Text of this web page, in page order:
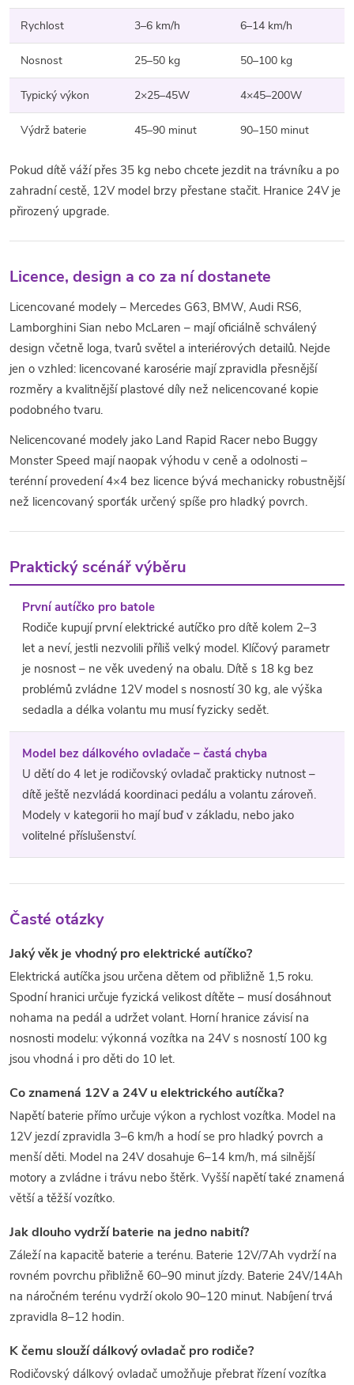
Rychlost 3–6 km/h 6–14 km/h
Nosnost 25–50 kg 50–100 kg
Typický výkon 2×25–45W 4×45–200W
Výdrž baterie 45–90 minut 90–150 minut
Pokud dítě váží přes 35 kg nebo chcete jezdit na trávníku a po
zahradní cestě, 12V model brzy přestane stačit. Hranice 24V je
přirozený upgrade.
Licence, design a co za ní dostanete
Licencované modely – Mercedes G63, BMW, Audi RS6,
Lamborghini Sian nebo McLaren – mají oficiálně schválený
design včetně loga, tvarů světel a interiérových detailů. Nejde
jen o vzhled: licencované karosérie mají zpravidla přesnější
rozměry a kvalitnější plastové díly než nelicencované kopie
podobného tvaru.
Nelicencované modely jako Land Rapid Racer nebo Buggy
Monster Speed mají naopak výhodu v ceně a odolnosti –
terénní provedení 4×4 bez licence bývá mechanicky robustnější
než licencovaný sporťák určený spíše pro hladký povrch.
Praktický scénář výběru
První autíčko pro batole
Rodiče kupují první elektrické autíčko pro dítě kolem 2–3
let a neví, jestli nezvolili příliš velký model. Klíčový parametr
je nosnost – ne věk uvedený na obalu. Dítě s 18 kg bez
problémů zvládne 12V model s nosností 30 kg, ale výška
sedadla a délka volantu mu musí fyzicky sedět.
Model bez dálkového ovladače – častá chyba
U dětí do 4 let je rodičovský ovladač prakticky nutnost –
dítě ještě nezvládá koordinaci pedálu a volantu zároveň.
Modely v kategorii ho mají buď v základu, nebo jako
volitelné příslušenství.
Časté otázky
Jaký věk je vhodný pro elektrické autíčko?
Elektrická autíčka jsou určena dětem od přibližně 1,5 roku.
Spodní hranici určuje fyzická velikost dítěte – musí dosáhnout
nohama na pedál a udržet volant. Horní hranice závisí na
nosnosti modelu: výkonná vozítka na 24V s nosností 100 kg
jsou vhodná i pro děti do 10 let.
Co znamená 12V a 24V u elektrického autíčka?
Napětí baterie přímo určuje výkon a rychlost vozítka. Model na
12V jezdí zpravidla 3–6 km/h a hodí se pro hladký povrch a
menší děti. Model na 24V dosahuje 6–14 km/h, má silnější
motory a zvládne i trávu nebo štěrk. Vyšší napětí také znamená
větší a těžší vozítko.
Jak dlouho vydrží baterie na jedno nabití?
Záleží na kapacitě baterie a terénu. Baterie 12V/7Ah vydrží na
rovném povrchu přibližně 60–90 minut jízdy. Baterie 24V/14Ah
na náročném terénu vydrží okolo 90–120 minut. Nabíjení trvá
zpravidla 8–12 hodin.
K čemu slouží dálkový ovladač pro rodiče?
Rodičovský dálkový ovladač umožňuje přebrat řízení vozítka